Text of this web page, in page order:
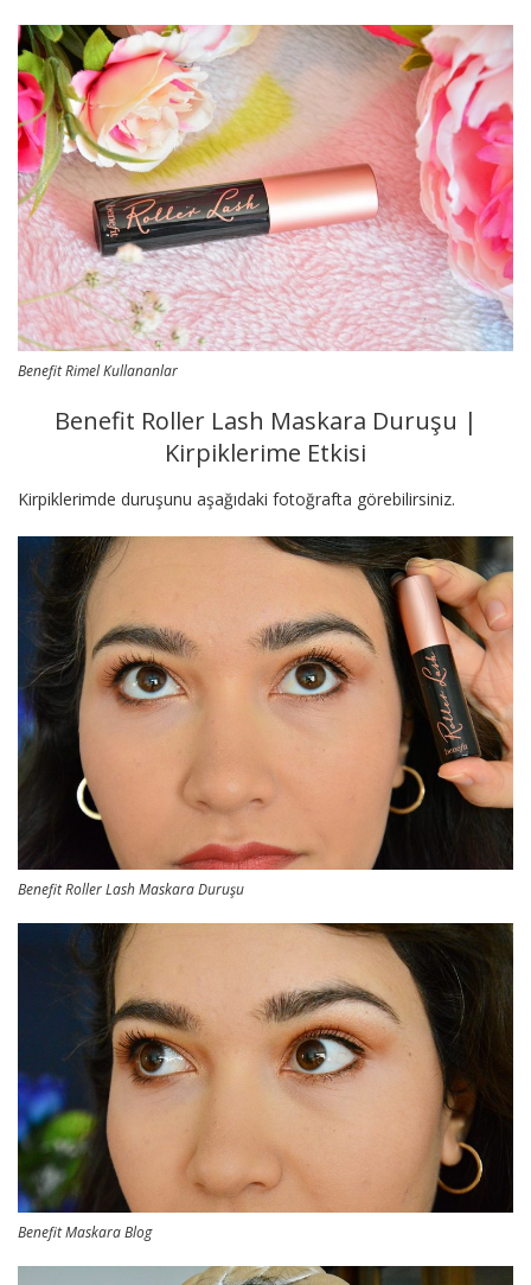
Benefit Rimel Kullananlar
Benefit Roller Lash Maskara Duruşu |
Kirpiklerime Etkisi
Kirpiklerimde duruşunu aşağıdaki fotoğrafta görebilirsiniz.
Benefit Roller Lash Maskara Duruşu
Benefit Maskara Blog